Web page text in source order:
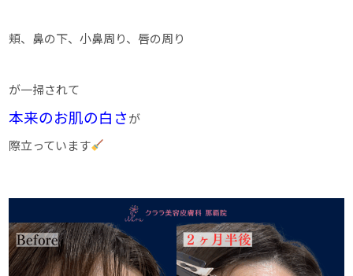
頬、鼻の下、小鼻周り、唇の周り
が一掃されて
本来のお肌の白さが
際立っています